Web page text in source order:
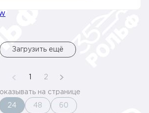
Загрузить ещё
2
на странице
24 48 60